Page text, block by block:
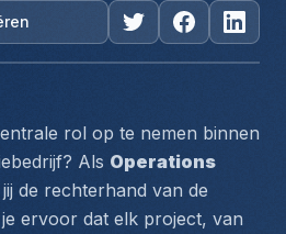
rol op te nemen binnen
Als Operations
de rechterhand van de
ervoor dat elk project, van